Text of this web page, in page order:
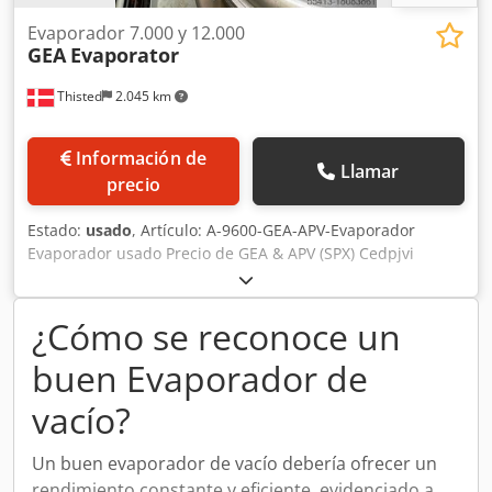
Thisted 2.045 km
Evaporador 7.000 y 12.000
GEA Evaporator
Información de
precio
Llamar
Estado: usado, Artículo: A-9600-GEA-APV-Evaporador
Evaporador usado Precio de GEA & APV (SPX) Cedpjvi
Razefx Akcoha Capacidad 7.000 L & 12.000 L Desmontado,
trasladado al almacén
¿Cómo se reconoce un
buen Evaporador de
vacío?
Un buen evaporador de vacío debería ofrecer un